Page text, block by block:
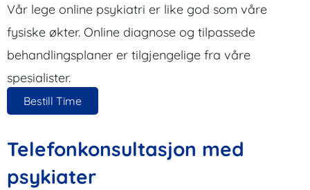
Vår lege online psykiatri er like god som våre
fysiske økter. Online diagnose og tilpassede
behandlingsplaner er tilgjengelige fra våre
spesialister.
Bestill Time
Telefonkonsultasjon med
psykiater